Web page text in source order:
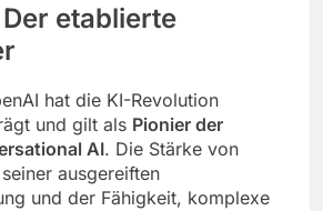
Der etablierte
hat die KI-Revolution
und gilt als Pionier der
AI. Die Stärke von
ausgereiften
und der Fähigkeit, komplexe